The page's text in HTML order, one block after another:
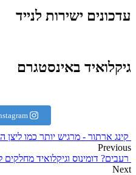
עדכונים ישירות לנייד
גיקלואיד באינסטגרם
קינג ארתור - מרגיש יותר כמו ליצן
Previous
רעבים? דומינוס וגיקלואיד
Next